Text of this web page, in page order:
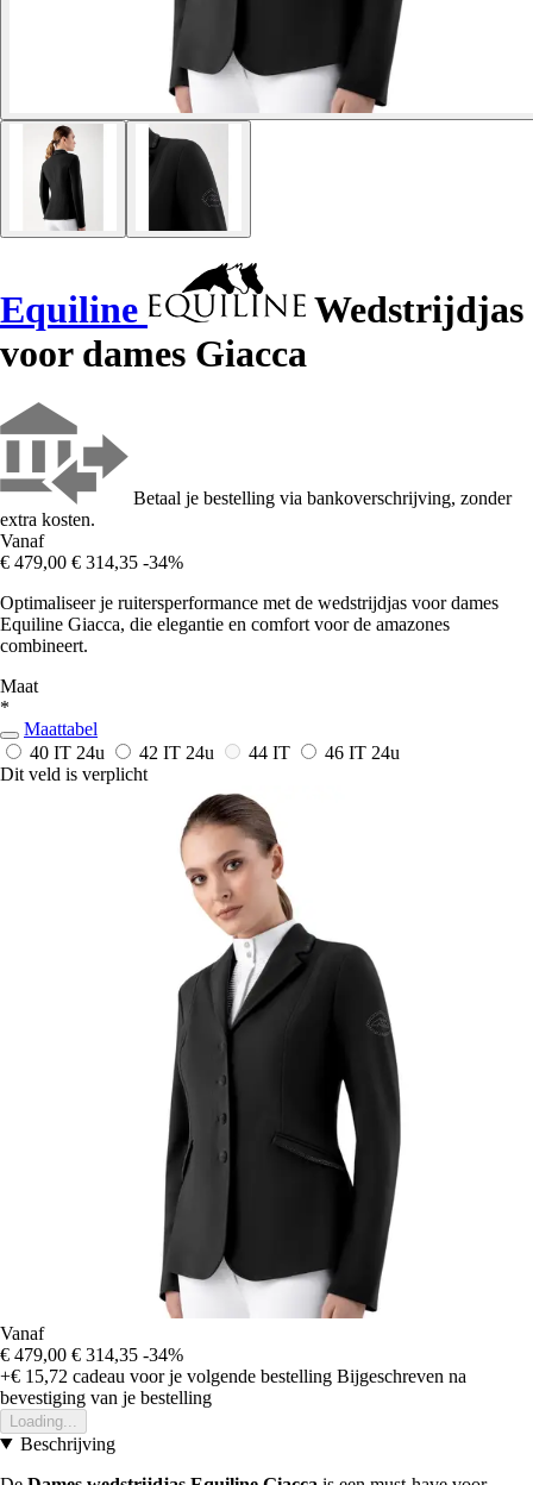
Equiline
Wedstrijdjas
voor dames Giacca
Betaal je bestelling via bankoverschrijving, zonder
extra kosten.
Vanaf
€ 479,00 € 314,35 -34%
Optimaliseer je ruitersperformance met de wedstrijdjas voor dames
Equiline Giacca, die elegantie en comfort voor de amazones
combineert.
Maat
*
Maattabel
40 IT 24u 42 IT 24u 44 IT 46 IT 24u
Dit veld is verplicht
Vanaf
€ 479,00 € 314,35 -34%
+€ 15,72 cadeau voor je volgende bestelling Bijgeschreven na
bevestiging van je bestelling
Loading...
Beschrijving